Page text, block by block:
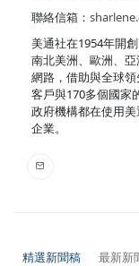
聯絡信箱：
美通社在1954年開
南北美洲、歐洲、
網路，借助與全球
客戶與170多個國家
政府機構都在使用
企業。
精選新聞稿 最新新